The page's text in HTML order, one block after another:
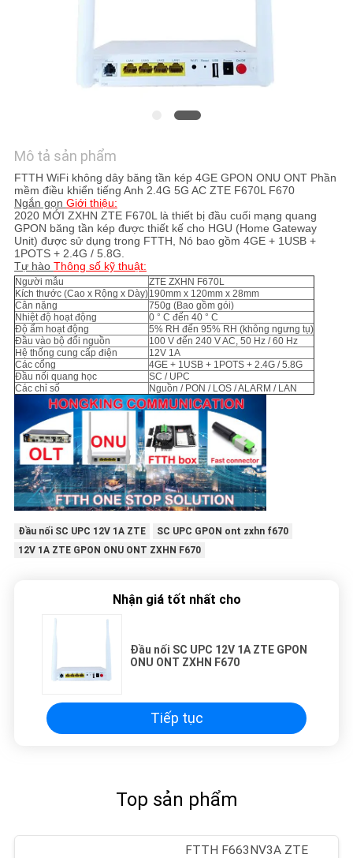
TRANG
WEB
PRIVACY
POLICY
Mô tả sản phẩm
FTTH WiFi không dây băng tần kép 4GE GPON ONU ONT Phần
mềm điều khiển tiếng Anh 2.4G 5G AC ZTE F670L F670
Ngắn gọn Giới thiệu:
2020 MỚI ZXHN ZTE F670Llà thiết bị đầu cuối mạng quang
GPON băng tần kép được thiết kế cho HGU (Home Gateway
Unit) được sử dụng trong FTTH, Nó bao gồm 4GE + 1USB +
1POTS + 2.4G / 5.8G.
Tự hào Thông số kỹ thuật:
Người mẫu
ZTE ZXHN F670L
Kích thước (Cao x Rộng x Dày)190mm x 120mm x 28mm
Cân nặng
750g (Bao gồm gói)
Nhiệt độ hoạt động
0 ° C đến 40 ° C
Độ ẩm hoạt động
5% RH đến 95% RH (không ngưng tụ)
Đầu vào bộ đổi nguồn
100 V đến 240 V AC, 50 Hz / 60 Hz
Hệ thống cung cấp điện
12V 1A
Các cổng
4GE + 1USB + 1POTS + 2.4G / 5.8G
Đầu nối quang học
SC / UPC
Các chỉ số
Nguồn / PON / LOS / ALARM / LAN
Đầu nối SC UPC 12V 1A ZTE
SC UPC GPON ont zxhn f670
12V 1A ZTE GPON ONU ONT ZXHN F670
Nhận giá tốt nhất cho
Đầu nối SC UPC 12V 1A ZTE GPON
ONU ONT ZXHN F670
Tiếp tục
Top sản phẩm
FTTH F663NV3A ZTE